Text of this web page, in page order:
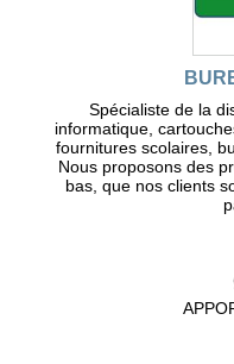
Spécialiste de la
informatique,
fournitures scolaires,
Nous proposons des
bas, que nos clients